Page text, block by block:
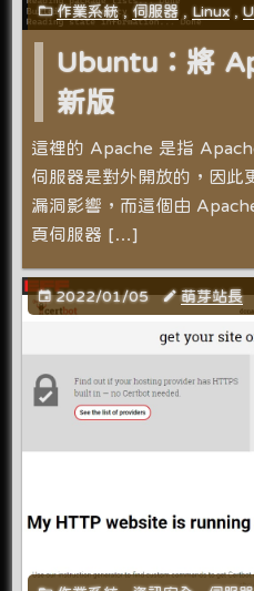
作業系統,伺服器 ,Linux,
Ubuntu：將
新版
這裡的 Apache 是指
伺服器是對外開放的，因此
漏洞影響，而這個由
頁伺服器 […]
2022/01/05 萌芽站長